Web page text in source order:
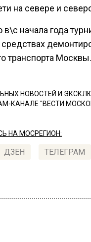
на севере и
начала года
транспорта Москвы.
НОВОСТЕЙ И
КАНАЛЕ "ВЕСТИ
НА МОСРЕГИОН:
ДЗЕН ТЕЛЕГРАМ